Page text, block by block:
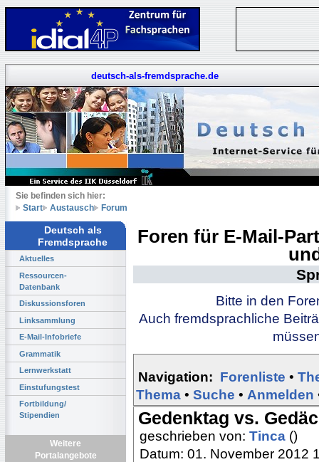
deutsch-als-fremdsprache.de
Sie befinden sich hier:
Start
Austausch Forum
Deutsch als
Fremdsprache
Aktuelles
Ressourcen-
Datenbank
Diskussionsforen
Linksammlung
E-Mail-Infobriefe
Grammatik
Lernwerkstatt
Einstufungstest
Fortbildung/
Stipendien
Weitere
Portalangebote
Foren für E-Mail-
Bitte in den
Auch fremdsprachliche
Navigation: Forenliste •
Thema • Suche • Anmelden
Gedenktag vs.
geschrieben von: Tinca ()
Datum: 01. November 2012